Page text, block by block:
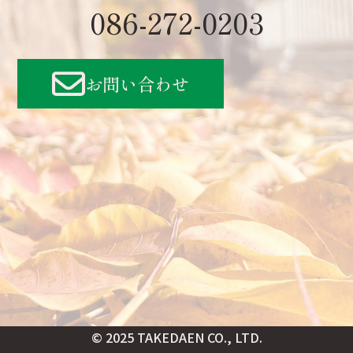
086-272-0203
お問い合わせ
© 2025 TAKEDAEN CO., LTD.